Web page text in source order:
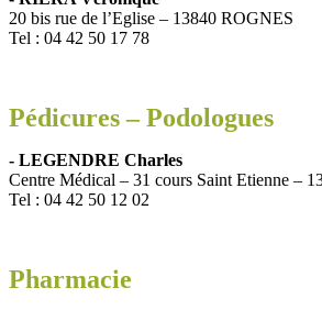
20 bis rue de l’Eglise – 13840 ROGNES
Tel : 04 42 50 17 78
Pédicures – Podologues
- LEGENDRE Charles
Centre Médical – 31 cours Saint Etienne –
Tel : 04 42 50 12 02
Pharmacie